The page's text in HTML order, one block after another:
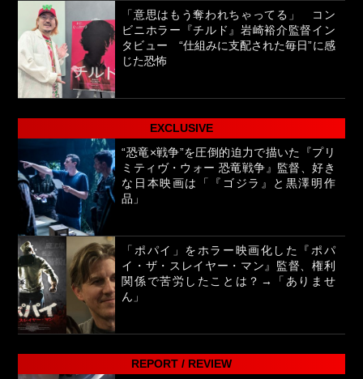
「意思はもう奪われちゃってる」 コン
ビニホラー『チルド』岩崎裕介監督イン
タビュー “仕組みに支配された毎日”に感
じた恐怖
EXCLUSIVE
“恐竜×戦争”を圧倒的迫力で描いた『プリ
ミティヴ・ウォー 恐竜戦争』監督、好き
な日本映画は「『ゴジラ』と黒澤明作
品」
「ポパイ」をホラー映画化した『ポパ
イ・ザ・スレイヤー・マン』監督、権利
関係で苦労したことは？→「ありませ
ん」
REPORT / REVIEW